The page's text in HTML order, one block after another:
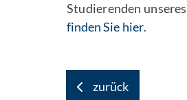
Studierenden
finden Sie hier.
zurück